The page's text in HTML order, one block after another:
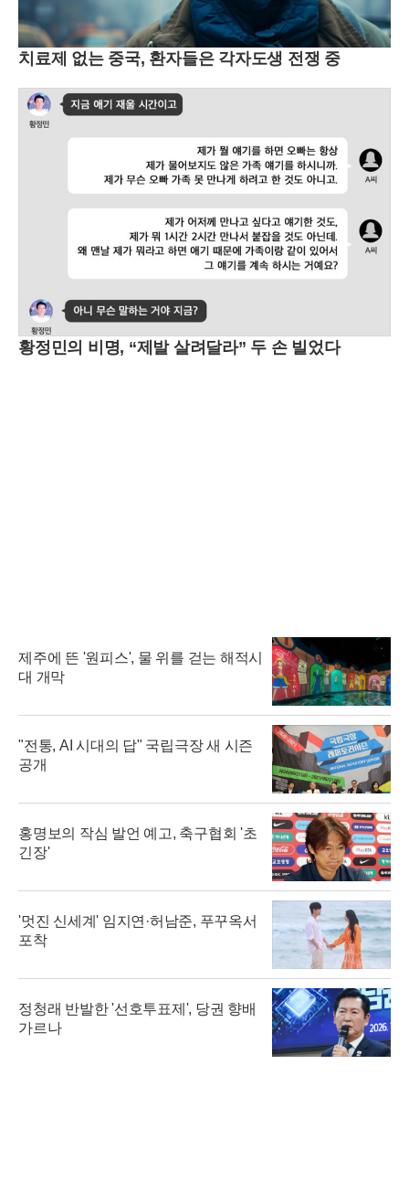
치료제 없는 중국, 환자들은 각자도생 전쟁 중
황정민의 비명, “제발 살려달라” 두 손 빌었다
제주에 뜬 '원피스', 물 위를 걷는 해적시
대 개막
"전통, AI 시대의 답" 국립극장 새 시즌
공개
홍명보의 작심 발언 예고, 축구협회 '초
긴장'
'멋진 신세계' 임지연·허남준, 푸꾸옥서
포착
정청래 반발한 '선호투표제', 당권 향배
가르나